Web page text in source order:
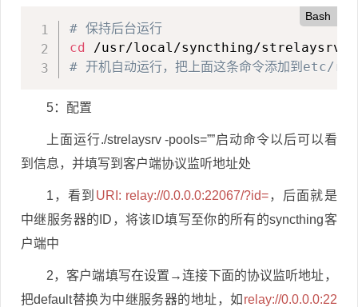
Bash
# 保持后台运行
cd /usr/local/syncthing/strelaysrv/
# 开机自动运行，把上面这条命令添加到etc/
5：配置
上面运行./strelaysrv -pools=””启动命令以后可以看
到信息，并填写到客户端协议监听地址处
1，看到 URI: relay://0.0.0.0:22067/?id=，后面就是
中继服务器的ID，将该ID填写至你的所有的syncthing客
户端中
2，客户端填写在设置→连接下面的协议监听地址，
把default替换为中继服务器的地址，如 relay://0.0.0.0:22